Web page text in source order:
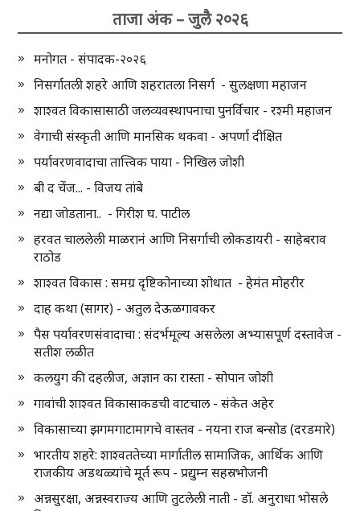
ताजा अंक – जुलै २०२६
मनोगत - संपादक-२०२६
निसर्गातली शहरे आणि शहरातला निसर्ग - सुलक्षणा महाजन
शाश्वत विकासासाठी जलव्यवस्थापनाचा पुनर्विचार - रश्मी महाजन
वेगाची संस्कृती आणि मानसिक थकवा - अपर्णा दीक्षित
पर्यावरणवादाचा तात्त्विक पाया - निखिल जोशी
बी द चेंज... - विजय तांबे
नद्या जोडताना.. - गिरीश घ. पाटील
हरवत चाललेली माळरानं आणि निसर्गाची लोकडायरी - साहेबराव
राठोड
शाश्वत विकास : समग्र दृष्टिकोनाच्या शोधात - हेमंत मोहरीर
दाह कथा (सागर) - अतुल देऊळगावकर
पैस पर्यावरणसंवादाचा : संदर्भमूल्य असलेला अभ्यासपूर्ण दस्तावेज -
सतीश लळीत
कलयुग की दहलीज, अज्ञान का रास्ता - सोपान जोशी
गावांची शाश्वत विकासाकडची वाटचाल - संकेत अहेर
विकासाच्या झगमगाटामागचे वास्तव - नयना राज बन्सोड (दरडमारे)
भारतीय शहरे: शाश्वततेच्या मार्गातील सामाजिक, आर्थिक आणि
राजकीय अडथळ्यांचे मूर्त रूप - प्रद्युम्न सहस्रभोजनी
अन्नसुरक्षा, अन्नस्वराज्य आणि तुटलेली नाती - डॉ. अनुराधा भोसले